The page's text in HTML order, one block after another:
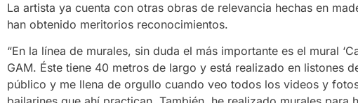
La artista ya cuenta con otras obras de relevancia hechas en
han obtenido meritorios reconocimientos.
“En la línea de murales, sin duda el más importante es el mural
GAM. Éste tiene 40 metros de largo y está realizado en listones
público y me llena de orgullo cuando veo todos los videos y